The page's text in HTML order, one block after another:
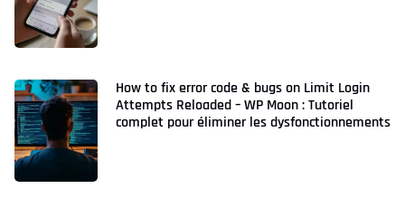
How to fix error code & bugs on Limit Login
Attempts Reloaded – WP Moon : Tutoriel
complet pour éliminer les dysfonctionnements